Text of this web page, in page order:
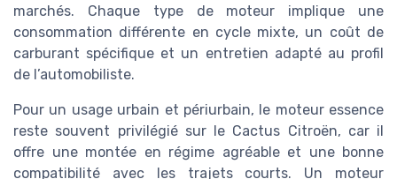
marchés. Chaque type de moteur implique une
consommation différente en cycle mixte, un coût de
carburant spécifique et un entretien adapté au profil
de l’automobiliste.
Pour un usage urbain et périurbain, le moteur essence
reste souvent privilégié sur le Cactus Citroën, car il
offre une montée en régime agréable et une bonne
compatibilité avec les trajets courts. Un moteur